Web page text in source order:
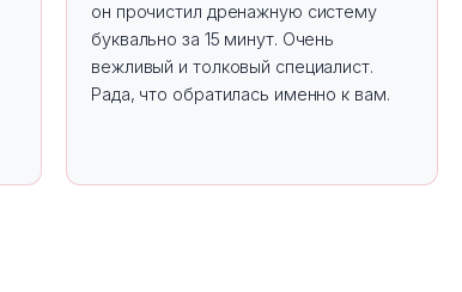
он прочистил дренажную систему
буквально за 15 минут. Очень
вежливый и толковый специалист.
Рада, что обратилась именно к вам.